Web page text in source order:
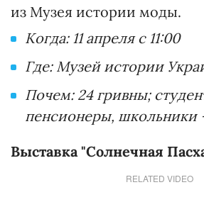
из Музея истории моды.
Когда: 11 апреля с 11:00
Где: Музей истории
Почем: 24 гривны;
пенсионеры, школьники
Выставка "Солнечная
RELATED VIDEO